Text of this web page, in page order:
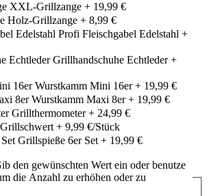
XXL-Grillzange + 19,99 €
Holz-Grillzange + 8,99 €
Profi Fleischgabel Edelstahl +
Grillhandschuhe Echtleder+
Wurstkamm Mini 16er+ 19,99 €
Wurstkamm Maxi 8er+ 19,99 €
Grillthermometer+ 24,99 €
Grillschwert + 9,99 €/Stück
Grillspieße 6er Set + 19,99 €
den gewünschten Wert ein oder benutze
die Anzahl zu erhöhen oder zu